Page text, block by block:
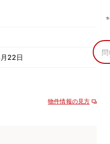
22日
物件情報の見方